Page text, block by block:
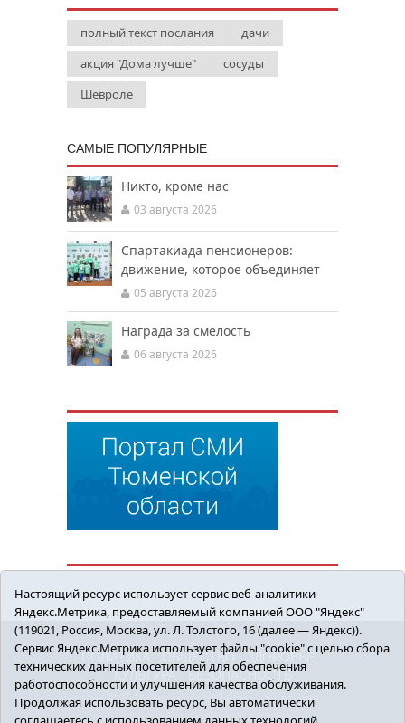
полный текст послания
дачи
акция "Дома лучше"
сосуды
Шевроле
САМЫЕ ПОПУЛЯРНЫЕ
Никто, кроме нас
03 августа 2026
Спартакиада пенсионеров:
движение, которое объединяет
05 августа 2026
Награда за смелость
06 августа 2026
ПОЛИТИКА ОБЩЕСТВО
ЗДОРОВЬЕ
КУЛЬТУРА
БЕЗОПАСНОСТЬ
16+ © 2018 Сорокинский район в деталях.
Новости Сорокинского района
Настоящий ресурс использует сервис веб-аналитики
Яндекс.Метрика, предоставляемый компанией ООО "Яндекс"
(119021, Россия, Москва, ул. Л. Толстого, 16 (далее — Яндекс)).
Сервис Яндекс.Метрика использует файлы "cookie" с целью сбора
технических данных посетителей для обеспечения
работоспособности и улучшения качества обслуживания.
Продолжая использовать ресурс, Вы автоматически